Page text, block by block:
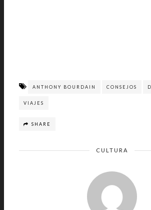
ANTHONY BOURDAIN CONSEJOS
VIAJES
SHARE
CULTURA